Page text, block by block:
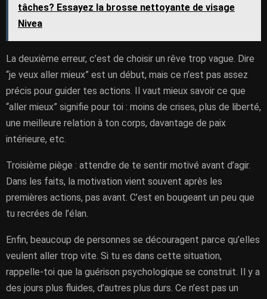
tâches? Essayez la brosse nettoyante de visage
Nivea
La deuxième erreur, c’est de choisir un rêve trop vague. Dire
“je veux aller mieux” est un début, mais ce n’est pas assez
précis pour guider tes actions. Il vaut mieux savoir ce que
“aller mieux” signifie pour toi : moins de crises, plus de liberté,
une meilleure relation à ton corps, davantage de paix
intérieure, etc.
Troisième piège : attendre de te sentir motivé avant d’agir.
Dans les faits, la motivation vient souvent après les
premières actions, pas avant. C’est en bougeant un peu que
tu recrées de l’élan.
Enfin, beaucoup de personnes se découragent parce qu’elles
veulent aller trop vite. Si tu es dans cette situation,
rappelle-toi que la guérison psychologique se construit. Il y a
des jours plus fluides, d’autres plus durs. Ce n’est pas un